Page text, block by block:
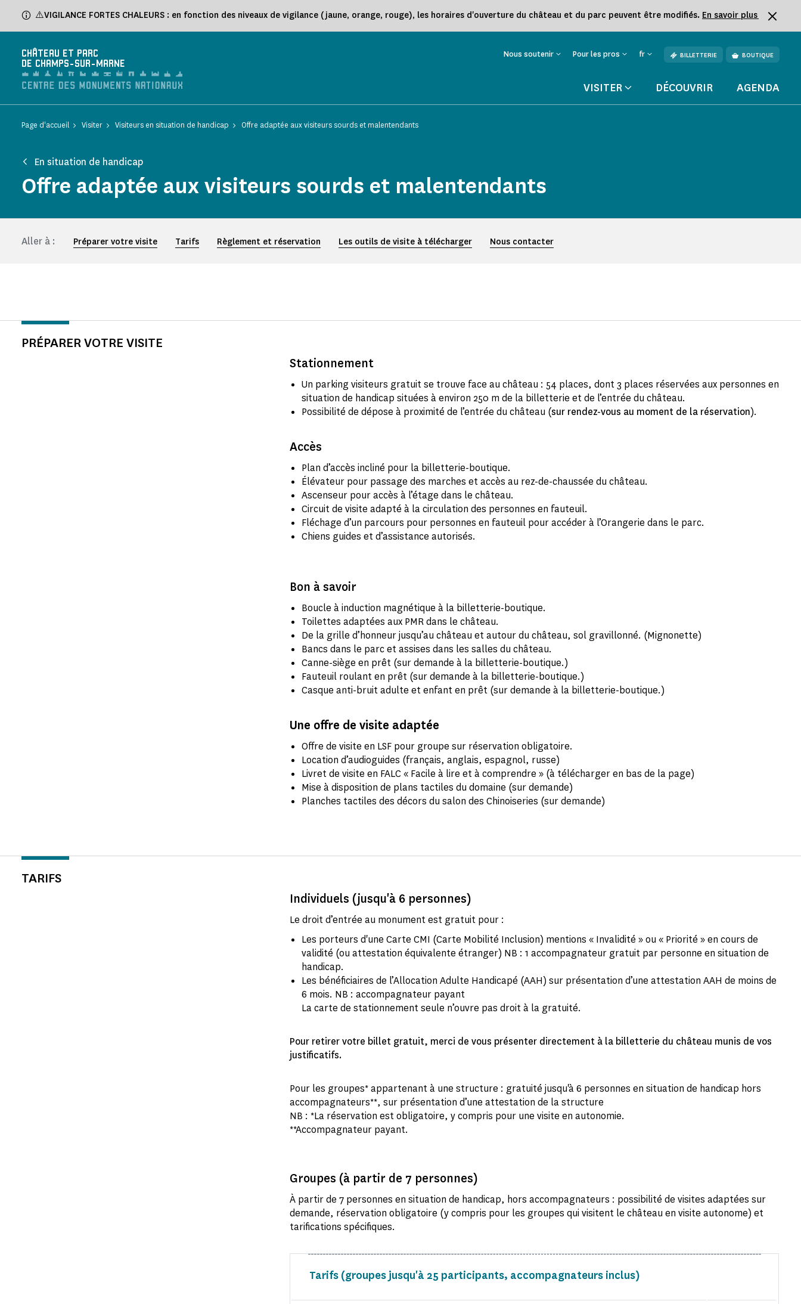
⚠️VIGILANCE FORTES CHALEURS : en fonction des niveaux de vigilance (jaune, orange, rouge), les horaires d'ouverture du château et du parc peuvent être modifiés. En savoir plus
CHÂTEAU ET PARC
DE CHAMPS-SUR-MARNE
Nous soutenir Pour les pros fr BILLETTERIE BOUTIQUE
VISITER DÉCOUVRIR AGENDA
Page d'accueil Visiter Visiteurs en situation de handicap Offre adaptée aux visiteurs sourds et malentendants
En situation de handicap
Offre adaptée aux visiteurs sourds et malentendants
Aller à : Préparer votre visite Tarifs Règlement et réservation Les outils de visite à télécharger Nous contacter
PRÉPARER VOTRE VISITE
Stationnement
Un parking visiteurs gratuit se trouve face au château : 54 places, dont 3 places réservées aux personnes en
situation de handicap situées à environ 250 m de la billetterie et de l’entrée du château.
Possibilité de dépose à proximité de l’entrée du château (sur rendez-vous au moment de la réservation).
Accès
Plan d’accès incliné pour la billetterie-boutique.
Élévateur pour passage des marches et accès au rez-de-chaussée du château.
Ascenseur pour accès à l’étage dans le château.
Circuit de visite adapté à la circulation des personnes en fauteuil.
Fléchage d’un parcours pour personnes en fauteuil pour accéder à l’Orangerie dans le parc.
Chiens guides et d’assistance autorisés.
Bon à savoir
Boucle à induction magnétique à la billetterie-boutique.
Toilettes adaptées aux PMR dans le château.
De la grille d’honneur jusqu’au château et autour du château, sol gravillonné. (Mignonette)
Bancs dans le parc et assises dans les salles du château.
Canne-siège en prêt (sur demande à la billetterie-boutique.)
Fauteuil roulant en prêt (sur demande à la billetterie-boutique.)
Casque anti-bruit adulte et enfant en prêt (sur demande à la billetterie-boutique.)
Une offre de visite adaptée
Offre de visite en LSF pour groupe sur réservation obligatoire.
Location d’audioguides (français, anglais, espagnol, russe)
Livret de visite en FALC « Facile à lire et à comprendre » (à télécharger en bas de la page)
Mise à disposition de plans tactiles du domaine (sur demande)
Planches tactiles des décors du salon des Chinoiseries (sur demande)
TARIFS
Individuels (jusqu'à 6 personnes)
Le droit d’entrée au monument est gratuit pour :
Les porteurs d'une Carte CMI (Carte Mobilité Inclusion) mentions « Invalidité » ou « Priorité » en cours de
validité (ou attestation équivalente étranger) NB : 1 accompagnateur gratuit par personne en situation de
handicap.
Les bénéficiaires de l’Allocation Adulte Handicapé (AAH) sur présentation d’une attestation AAH de moins de
6 mois. NB : accompagnateur payant
La carte de stationnement seule n’ouvre pas droit à la gratuité.
Pour retirer votre billet gratuit, merci de vous présenter directement à la billetterie du château munis de vos
justificatifs.
Pour les groupes* appartenant à une structure : gratuité jusqu'à 6 personnes en situation de handicap hors
accompagnateurs**, sur présentation d’une attestation de la structure
NB : *La réservation est obligatoire, y compris pour une visite en autonomie.
**Accompagnateur payant.
Groupes (à partir de 7 personnes)
À partir de 7 personnes en situation de handicap, hors accompagnateurs : possibilité de visites adaptées sur
demande, réservation obligatoire (y compris pour les groupes qui visitent le château en visite autonome) et
tarifications spécifiques.
Tarifs (groupes jusqu'à 25 participants, accompagnateurs inclus)